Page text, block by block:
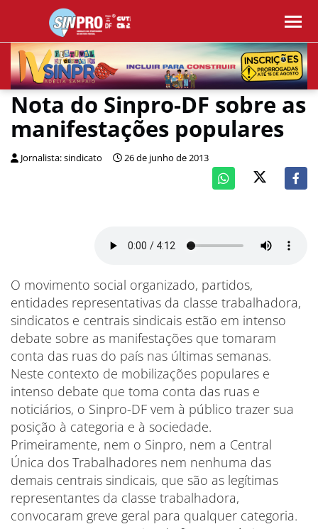
Nota do Sinpro-DF sobre as
manifestações populares
Jornalista: sindicato 26 de junho de 2013
O movimento social organizado, partidos,
entidades representativas da classe trabalhadora,
sindicatos e centrais sindicais estão em intenso
debate sobre as manifestações que tomaram
conta das ruas do país nas últimas semanas.
Neste contexto de mobilizações populares e
intenso debate que toma conta das ruas e
noticiários, o Sinpro-DF vem à público trazer sua
posição à categoria e à sociedade.
Primeiramente, nem o Sinpro, nem a Central
Única dos Trabalhadores nem nenhuma das
demais centrais sindicais, que são as legítimas
representantes da classe trabalhadora,
convocaram greve geral para qualquer categoria.